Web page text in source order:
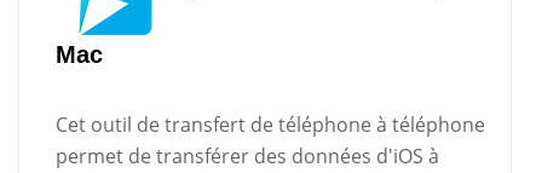
Mac
Cet outil de transfert de téléphone à téléphone
permet de transférer des données d'iOS à